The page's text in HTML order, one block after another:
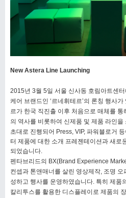
New Astera Line Launching
2015년 3월 5일 서울 신사동 호림아트센
케어 브랜드인 ‘르네휘테르’의 론칭 행사가
르가 한국 직진출 이후 처음으로 매체를
의 역사를 비롯하여 신제품 및 제품 라인
초대로 진행되어 Press, VIP, 파워블로거
터 제품에 대한 소개 프레젠테이션과 새로
되었습니다.
펜타브리드의 BX(Brand Experience
컨셉과 톤앤매너를 살린 영상제작, 조명 오
성하고 행사를 운영하였습니다. 특히 제품
칼리투스를 활용한 디스플레이로 제품의